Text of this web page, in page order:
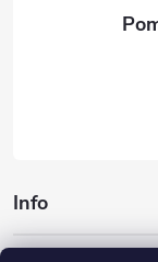
Info